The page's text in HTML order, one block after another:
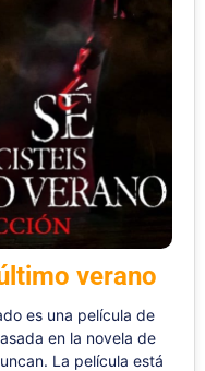
verano
es una película de
en la novela de
La película está